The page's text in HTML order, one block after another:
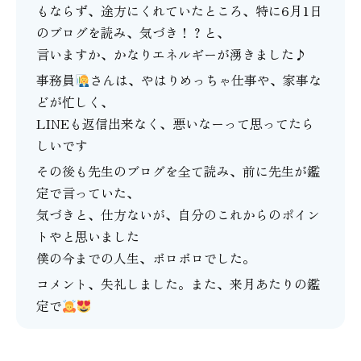
もならず、途方にくれていたところ、特に6月1日
のブログを読み、気づき！？と、
言いますか、かなりエネルギーが湧きました♪
事務員
さんは、やはりめっちゃ仕事や、家事な
どが忙しく、
LINEも返信出来なく、悪いなーって思ってたら
しいです
その後も先生のブログを全て読み、前に先生が鑑
定で言っていた、
気づきと、仕方ないが、自分のこれからのポイン
トやと思いました
僕の今までの人生、ボロボロでした。
コメント、失礼しました。また、来月あたりの鑑
定で